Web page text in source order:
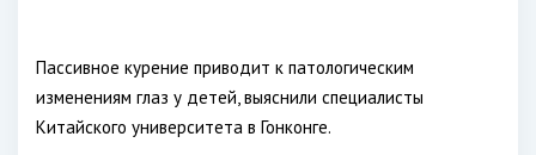
Пассивное курение приводит к патологическим
изменениям глаз у детей, выяснили специалисты
Китайского университета в Гонконге.